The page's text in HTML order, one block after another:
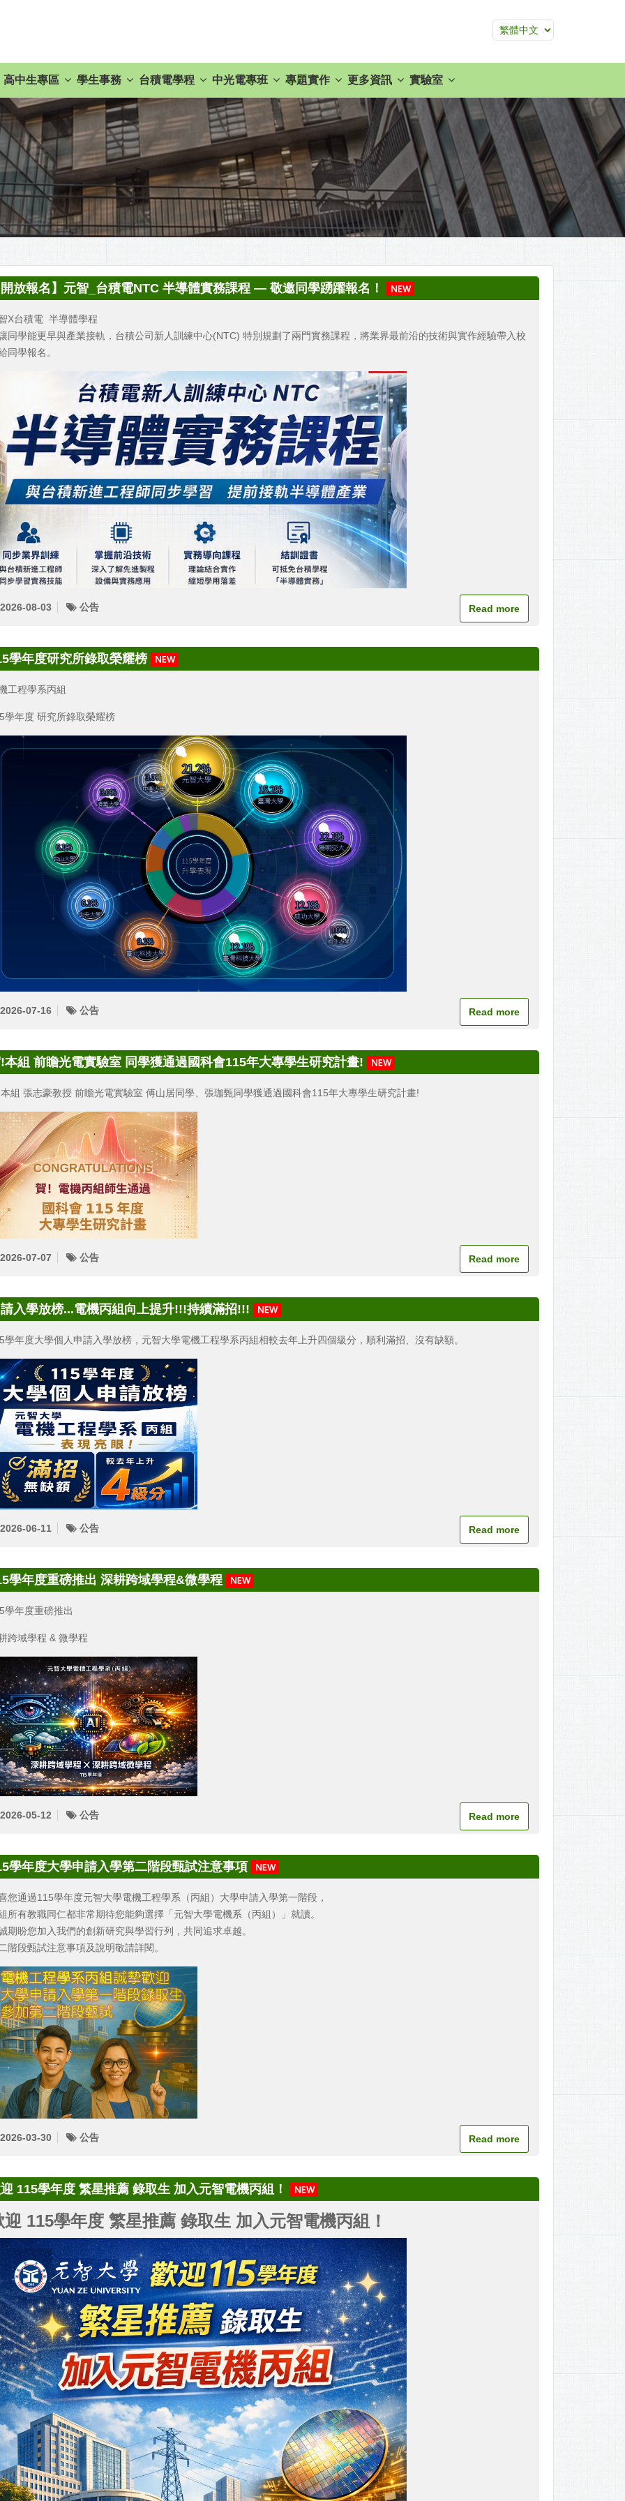
高中生專區 學生事務 台積電學程 中光電專班 專題實作 更多資訊 實驗室
放報名】元智_台積電NTC 半導體實務課程 — 敬邀同學踴躍報名！
X台積電 半導體學程
同學能更早與產業接軌，台積公司新人訓練中心(NTC) 特別規劃了兩門實務課程，將業界最前沿的技術與實作經驗帶入校
同學報名。
08-03 公告 Read more
學年度研究所錄取榮耀榜
工程學系丙組
學年度 研究所錄取榮耀榜
07-16 公告 Read more
本組 前瞻光電實驗室 同學獲通過國科會115年大專學生研究計畫!
組 張志豪教授 前瞻光電實驗室 傅山居同學、張珈甄同學獲通過國科會115年大專學生研究計畫!
07-07 公告 Read more
入學放榜...電機丙組向上提升!!!持續滿招!!!
學年度大學個人申請入學放榜，元智大學電機工程學系丙組相較去年上升四個級分，順利滿招、沒有缺額。
06-11 公告 Read more
學年度重磅推出 深耕跨域學程&微學程
學年度重磅推出
跨域學程 & 微學程
05-12 公告 Read more
學年度大學申請入學第二階段甄試注意事項
您通過115學年度元智大學電機工程學系（丙組）大學申請入學第一階段，
所有教職同仁都非常期待您能夠選擇「元智大學電機系（丙組）」就讀。
期盼您加入我們的創新研究與學習行列，共同追求卓越。
階段甄試注意事項及說明敬請詳閱。
03-30 公告 Read more
115學年度 繁星推薦 錄取生 加入元智電機丙組！
迎 115學年度 繁星推薦 錄取生 加入元智電機丙組！